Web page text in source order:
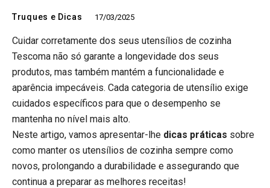
Truques e Dicas 17/03/2025
Cuidar corretamente dos seus utensílios de cozinha
Tescoma não só garante a longevidade dos seus
produtos, mas também mantém a funcionalidade e
aparência impecáveis. Cada categoria de utensílio exige
cuidados específicos para que o desempenho se
mantenha no nível mais alto.
Neste artigo, vamos apresentar-lhe dicas práticas sobre
como manter os utensílios de cozinha sempre como
novos, prolongando a durabilidade e assegurando que
continua a preparar as melhores receitas!